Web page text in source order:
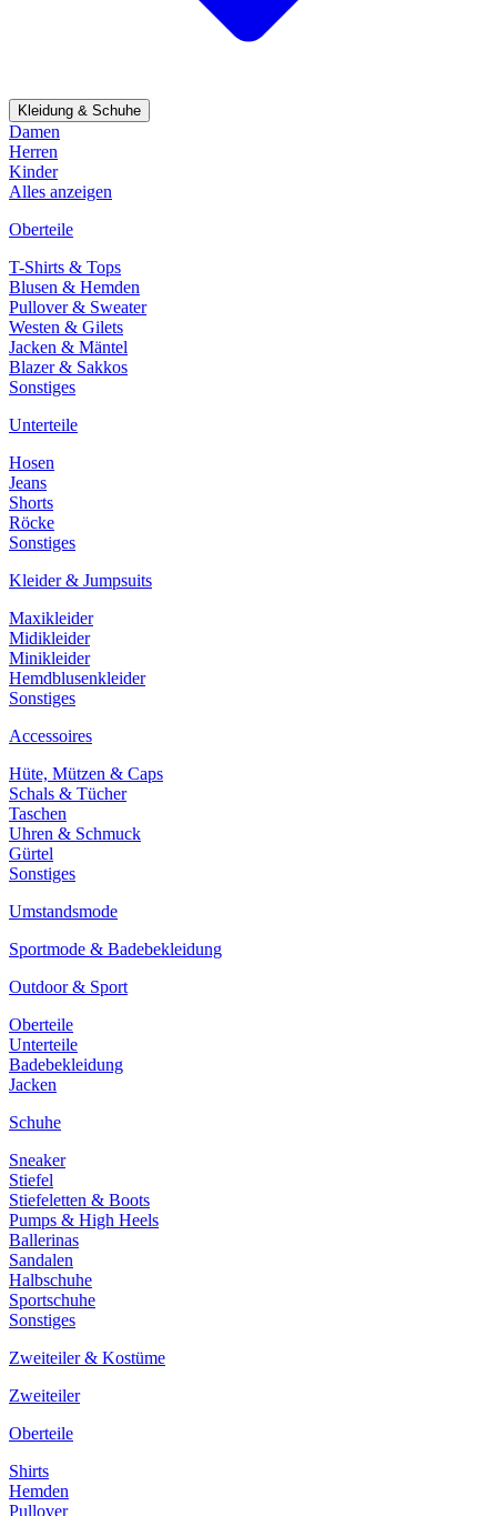
Kleidung & Schuhe
Damen
Herren
Kinder
Alles anzeigen
Oberteile
T-Shirts & Tops
Blusen & Hemden
Pullover & Sweater
Westen & Gilets
Jacken & Mäntel
Blazer & Sakkos
Sonstiges
Unterteile
Hosen
Jeans
Shorts
Röcke
Sonstiges
Kleider & Jumpsuits
Maxikleider
Midikleider
Minikleider
Hemdblusenkleider
Sonstiges
Accessoires
Hüte, Mützen & Caps
Schals & Tücher
Taschen
Uhren & Schmuck
Gürtel
Sonstiges
Umstandsmode
Sportmode & Badebekleidung
Outdoor & Sport
Oberteile
Unterteile
Badebekleidung
Jacken
Schuhe
Sneaker
Stiefel
Stiefeletten & Boots
Pumps & High Heels
Ballerinas
Sandalen
Halbschuhe
Sportschuhe
Sonstiges
Zweiteiler & Kostüme
Zweiteiler
Oberteile
Shirts
Hemden
Pullover